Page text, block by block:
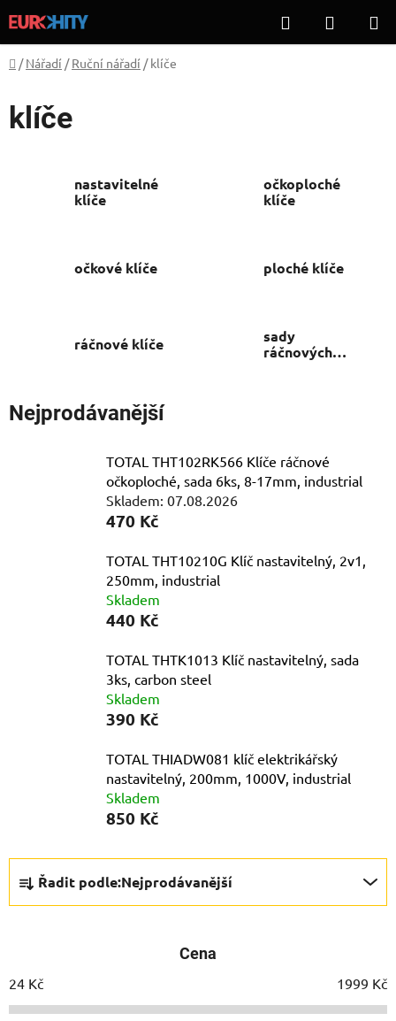
na
obsah
Hledat
KOŠÍK
Domů
/ Nářadí / Ruční nářadí / klíče
klíče
nastavitelné
klíče
očkoploché
klíče
očkové klíče ploché klíče
ráčnové klíče
sady
ráčnových
Nejprodávanější
TOTAL THT102RK566 Klíče ráčnové
očkoploché, sada 6ks, 8-17mm, industrial
Skladem: 07.08.2026
470 Kč
TOTAL THT10210G Klíč nastavitelný, 2v1,
250mm, industrial
Skladem
440 Kč
TOTAL THTK1013 Klíč nastavitelný, sada
3ks, carbon steel
Skladem
390 Kč
TOTAL THIADW081 klíč elektrikářský
nastavitelný, 200mm, 1000V, industrial
Skladem
850 Kč
í
p
Řadit podle:Nejprodávanější
Cena
24 Kč 1999 Kč